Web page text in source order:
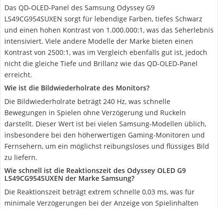
Das QD-OLED-Panel des Samsung Odyssey G9
LS49CG954SUXEN sorgt für lebendige Farben, tiefes Schwarz
und einen hohen Kontrast von 1.000.000:1, was das Seherlebnis
intensiviert. Viele andere Modelle der Marke bieten einen
Kontrast von 2500:1, was im Vergleich ebenfalls gut ist, jedoch
nicht die gleiche Tiefe und Brillanz wie das QD-OLED-Panel
erreicht.
Wie ist die Bildwiederholrate des Monitors?
Die Bildwiederholrate beträgt 240 Hz, was schnelle
Bewegungen in Spielen ohne Verzögerung und Ruckeln
darstellt. Dieser Wert ist bei vielen Samsung-Modellen üblich,
insbesondere bei den höherwertigen Gaming-Monitoren und
Fernsehern, um ein möglichst reibungsloses und flüssiges Bild
zu liefern.
Wie schnell ist die Reaktionszeit des Odyssey OLED G9
LS49CG954SUXEN der Marke Samsung?
Die Reaktionszeit beträgt extrem schnelle 0,03 ms, was für
minimale Verzögerungen bei der Anzeige von Spielinhalten